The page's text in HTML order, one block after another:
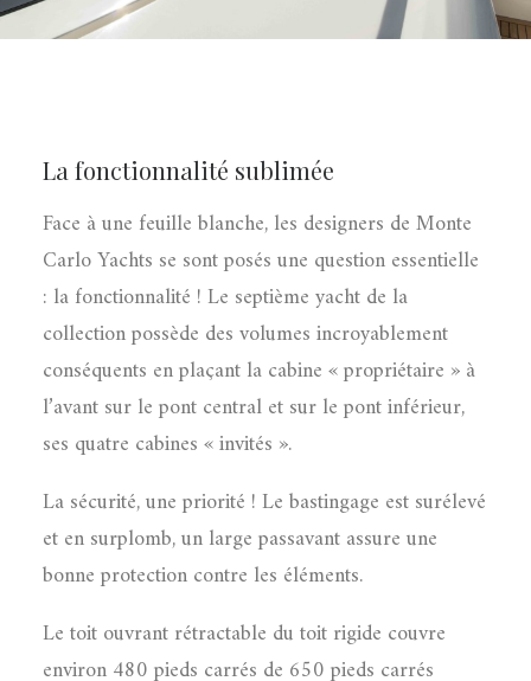
La fonctionnalité sublimée
Face à une feuille blanche, les designers de Monte
Carlo Yachts se sont posés une question essentielle
: la fonctionnalité ! Le septième yacht de la
collection possède des volumes incroyablement
conséquents en plaçant la cabine « propriétaire » à
l’avant sur le pont central et sur le pont inférieur,
ses quatre cabines « invités ».
La sécurité, une priorité ! Le bastingage est surélevé
et en surplomb, un large passavant assure une
bonne protection contre les éléments.
Le toit ouvrant rétractable du toit rigide couvre
environ 480 pieds carrés de 650 pieds carrés